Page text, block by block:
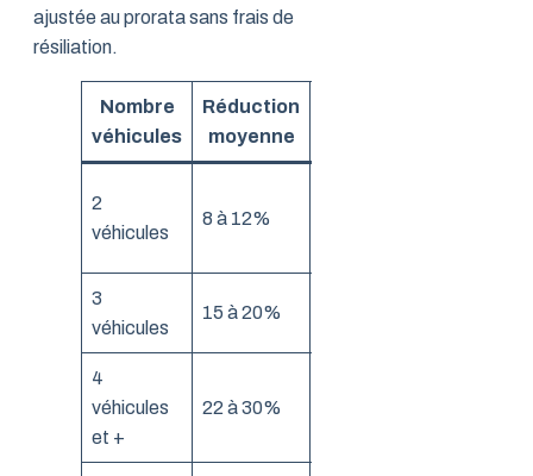
ajustée au prorata sans frais de
résiliation.
Nombre
véhicules
Réduction
moyenne
2
véhicules
8 à 12%
3
véhicules
15 à 20%
4
véhicules
et +
22 à 30%